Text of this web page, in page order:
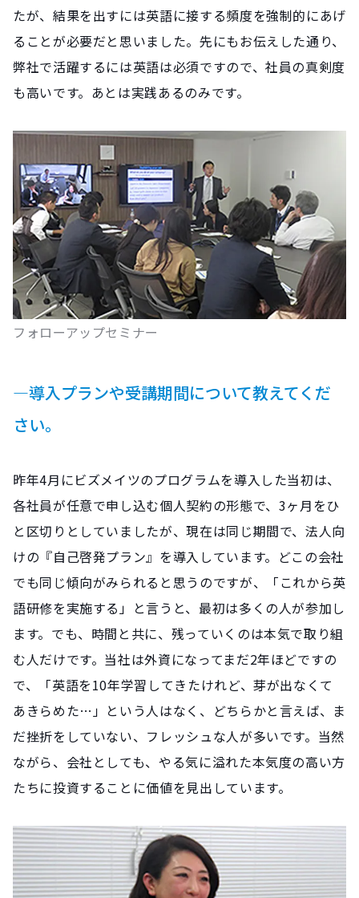
たが、結果を出すには英語に接する頻度を強制的にあげ
ることが必要だと思いました。先にもお伝えした通り、
弊社で活躍するには英語は必須ですので、社員の真剣度
も高いです。あとは実践あるのみです。
フォローアップセミナー
―導入プランや受講期間について教えてくだ
さい。
昨年4月にビズメイツのプログラムを導入した当初は、
各社員が任意で申し込む個人契約の形態で、3ヶ月をひ
と区切りとしていましたが、現在は同じ期間で、法人向
けの『自己啓発プラン』を導入しています。どこの会社
でも同じ傾向がみられると思うのですが、「これから英
語研修を実施する」と言うと、最初は多くの人が参加し
ます。でも、時間と共に、残っていくのは本気で取り組
む人だけです。当社は外資になってまだ2年ほどですの
で、「英語を10年学習してきたけれど、芽が出なくて
あきらめた…」という人はなく、どちらかと言えば、ま
だ挫折をしていない、フレッシュな人が多いです。当然
ながら、会社としても、やる気に溢れた本気度の高い方
たちに投資することに価値を見出しています。